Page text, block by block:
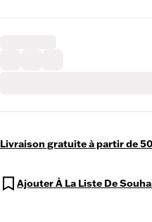
Livraison gratuite à partir de
Ajouter À La Liste De